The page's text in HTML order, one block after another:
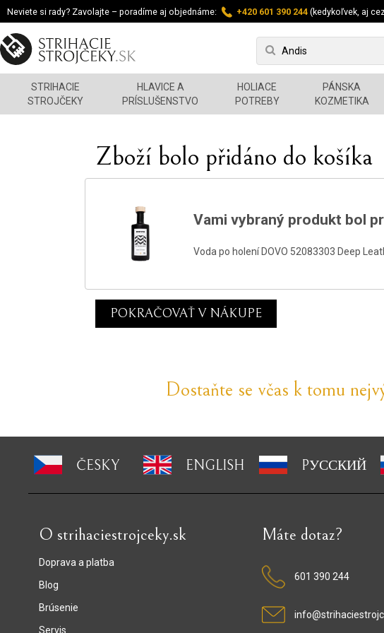
Neviete si rady? Zavolajte – poradíme aj objednáme: +420 601 390 244 (kedykoľvek, aj
STRIHACIE
STROJČEKY
HLAVICE A
PRÍSLUŠENSTVO
HOLIACE
POTREBY
PÁNSKA
KOZMETIKA
Zboží bolo přidáno do košíka
Vami vybraný produkt bol
Voda po holení DOVO 52083303 Deep
POKRAČOVAŤ V NÁKUPE
Dostaňte se včas k tomu
ČESKY ENGLISH PУССКИЙ
O strihaciestrojceky.sk
Doprava a platba
Blog
Brúsenie
Servis
Máte dotaz?
601 390 244